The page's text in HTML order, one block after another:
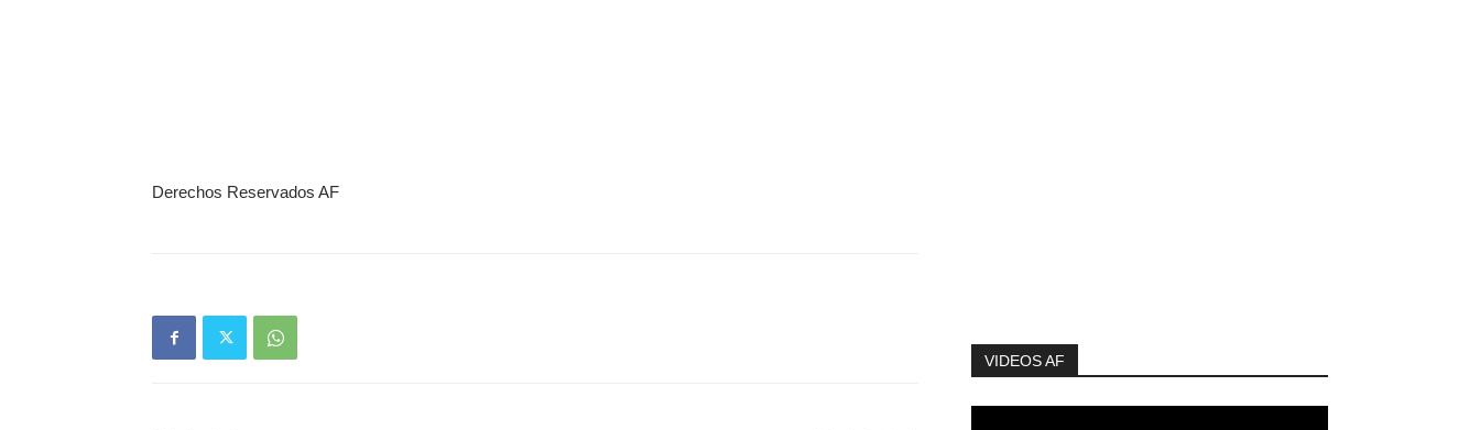
Derechos Reservados AF
VIDEOS AF